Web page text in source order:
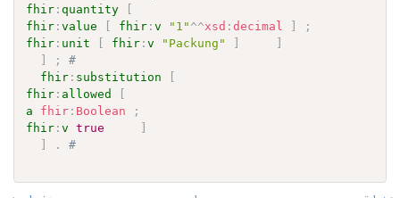
fhir : quantity
fhir :value fhir :v "1" ^^xsd :decimal
;
fhir : unit fhir :v "Packung"
;
#
fhir : substitution
fhir : allowed
a
fhir : Boolean
;
fhir :v true
. #